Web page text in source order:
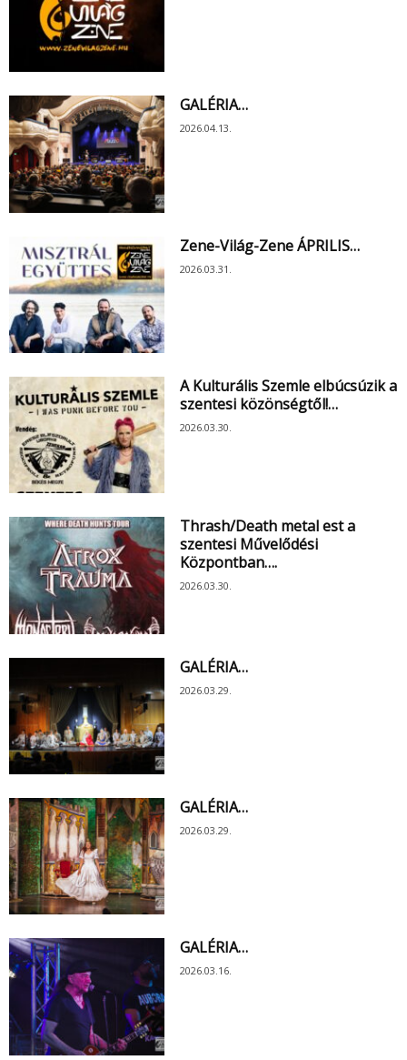
GALÉRIA…
2026.04.13.
Zene-Világ-Zene ÁPRILIS…
2026.03.31.
A Kulturális Szemle elbúcsúzik a
szentesi közönségtől!…
2026.03.30.
Thrash/Death metal est a
szentesi Művelődési
Központban….
2026.03.30.
GALÉRIA…
2026.03.29.
GALÉRIA…
2026.03.29.
GALÉRIA…
2026.03.16.